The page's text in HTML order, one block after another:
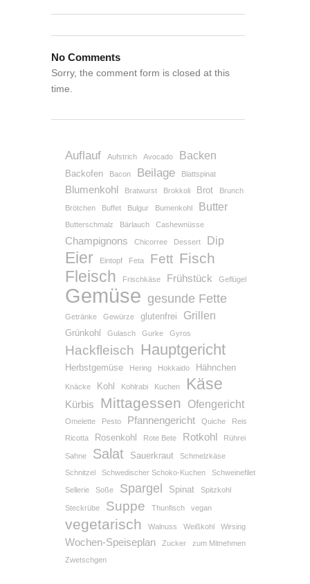
No Comments
Sorry, the comment form is closed at this
time.
Auflauf Aufstrich Avocado Backen
Backofen Bacon Beilage Blattspinat
Blumenkohl Bratwurst Brokkoli Brot Brunch
Brötchen Buffet Bulgur Bumenkohl Butter
Butterschmalz Bärlauch Cashewnüsse
Champignons Chicorree Dessert Dip
Eier Eintopf Feta Fett Fisch
Fleisch Frischkäse Frühstück Geflügel
Gemüse gesunde Fette
Getränke Gewürze glutenfrei Grillen
Grünkohl Gulasch Gurke Gyros
Hackfleisch Hauptgericht
Herbstgemüse Hering Hokkaido Hähnchen
Knäcke Kohl Kohlrabi Kuchen Käse
Kürbis Mittagessen Ofengericht
Omelette Pesto Pfannengericht Quiche
Reis
Ricotta
Rosenkohl Rote Bete Rotkohl Rührei
Sahne Salat Sauerkraut
Schmelzkäse
Schnitzel
Schwedischer Schoko-Kuchen Schweinefilet
Sellerie Soße Spargel Spinat Spitzkohl
Steckrübe Suppe Thunfisch vegan
vegetarisch Walnuss Weißkohl Wirsing
Wochen-Speiseplan Zucker
zum Mitnehmen
Zwetschgen